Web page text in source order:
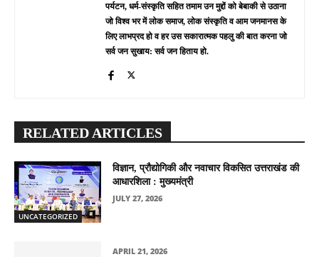
पर्यटन, धर्म-संस्कृति सहित तमाम उन मुद्दों को बेबाकी से उठाना
जो विश्व भर में लोक समाज, लोक संस्कृति व आम जनमानस के
लिए लाभप्रद हो व हर उस सकारात्मक पहलु की बात करना जो
सर्व जन सुखाय: सर्व जन हिताय हो.
RELATED ARTICLES
UNCATEGORIZED
विज्ञान, प्रौद्योगिकी और नवाचार विकसित उत्तराखंड की
आधारशिला : मुख्यमंत्री
JULY 27, 2026
APRIL 21, 2026